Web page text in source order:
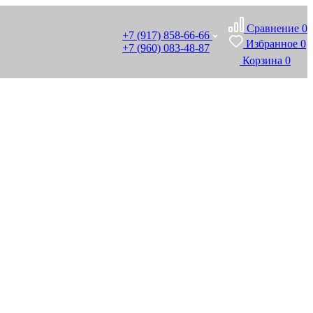
+7 (917) 858-66-66
+7 (960) 083-48-87
Сравнение 0
Избранное 0
Корзина 0